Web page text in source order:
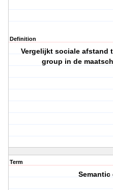
Definition
Vergelijkt sociale afstand
group in de
Term